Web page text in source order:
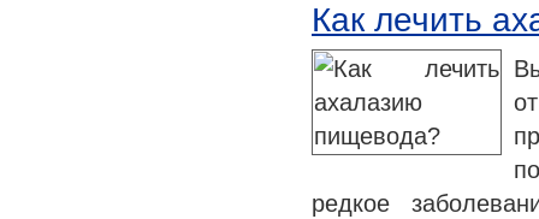
Как лечить
редкое